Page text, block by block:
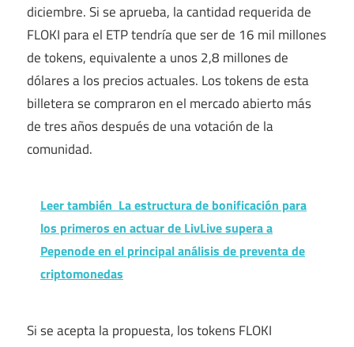
diciembre. Si se aprueba, la cantidad requerida de
FLOKI para el ETP tendría que ser de 16 mil millones
de tokens, equivalente a unos 2,8 millones de
dólares a los precios actuales. Los tokens de esta
billetera se compraron en el mercado abierto más
de tres años después de una votación de la
comunidad.
Leer también La estructura de bonificación para
los primeros en actuar de LivLive supera a
Pepenode en el principal análisis de preventa de
criptomonedas
Si se acepta la propuesta, los tokens FLOKI